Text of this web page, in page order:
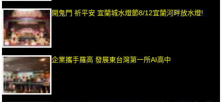
開鬼門 祈平安 宜蘭城水燈節8/12宜蘭河畔放水燈!
企業攜手羅高 發展東台灣第一所AI高中